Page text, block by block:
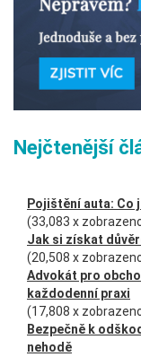
Nejčtenější
Pojištění auta: Co
(33,083 x
Jak si získat
(20,508 x
Advokát pro
každodenní praxi
(17,808 x
Bezpečně k
nehodě